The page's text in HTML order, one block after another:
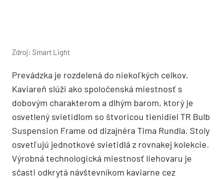
Zdroj: Smart Light
Prevádzka je rozdelená do niekoľkých celkov.
Kaviareň slúži ako spoločenská miestnosť s
dobovým charakterom a dlhým barom, ktorý je
osvetlený svietidlom so štvoricou tienidiel TR Bulb
Suspension Frame od dizajnéra Tima Rundla. Stoly
osvetľujú jednotkové svietidlá z rovnakej kolekcie.
Výrobná technologická miestnosť liehovaru je
sčasti odkrytá návštevníkom kaviarne cez